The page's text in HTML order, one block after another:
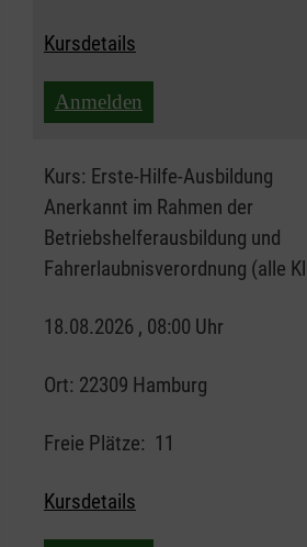
Kursdetails
Anmelden
Kurs: Erste-Hilfe-Ausbildung
Anerkannt im Rahmen der
Betriebshelferausbildung und
Fahrerlaubnisverordnung (alle
18.08.2026 , 08:00 Uhr
Ort: 22309 Hamburg
Freie Plätze: 11
Kursdetails